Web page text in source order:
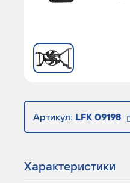
Артикул: LFK 09198
Характеристики